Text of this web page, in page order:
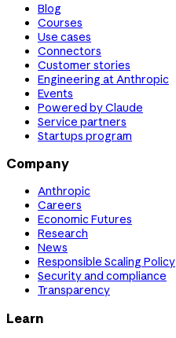
Blog
Courses
Use cases
Connectors
Customer stories
Engineering at Anthropic
Events
Powered by Claude
Service partners
Startups program
Company
Anthropic
Careers
Economic Futures
Research
News
Responsible Scaling Policy
Security and compliance
Transparency
Learn